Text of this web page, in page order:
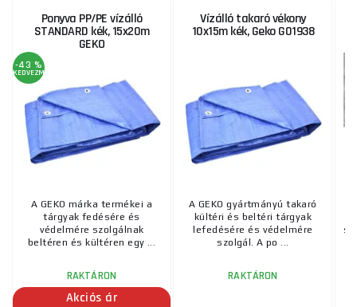
Ponyva PP/PE vízálló
STANDARD kék, 15x20m
GEKO
-43 %
KEDVEZMÉNY
A GEKO márka termékei a
tárgyak fedésére és
védelmére szolgálnak
beltéren és kültéren egy ...
RAKTÁRON
Akciós ár
Vízálló takaró vékony
10x15m kék, Geko G01938
A GEKO gyártmányú takaró
kültéri és beltéri tárgyak
lefedésére és védelmére
szolgál. A po ...
RAKTÁRON